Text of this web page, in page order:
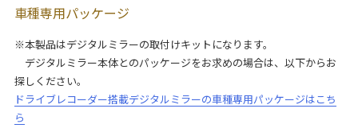
車種専用パッケージ
※本製品はデジタルミラーの取付けキットになります。
デジタルミラー本体とのパッケージをお求めの場合は、以下からお
探しください。
ドライブレコーダー搭載デジタルミラーの車種専用パッケージはこち
ら